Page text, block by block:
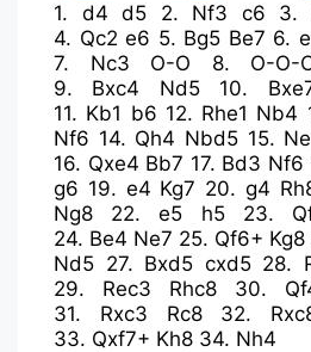
1. d4 d5 2. Nf3 c6 3.
4. Qc2 e6 5. Bg5 Be7 6.
7. Nc3 O-O 8. O-O-
9. Bxc4 Nd5 10.
11. Kb1 b6 12. Rhe1 Nb4
Nf6 14. Qh4 Nbd5 15.
16. Qxe4 Bb7 17. Bd3 Nf6
g6 19. e4 Kg7 20. g4
Ng8
22.e5 h5 23.
24. Be4 Ne7 25. Qf6+ Kg8
Nd5 27. Bxd5 cxd5 28.
29. Rec3 Rhc8 30.
31. Rxc3 Rc8 32.
33. Qxf7+ Kh8 34. Nh4